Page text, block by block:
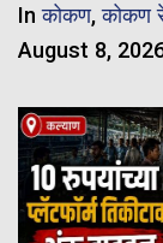
Inकोकण,कोकण
August 8,